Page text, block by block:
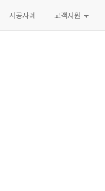
시공사례 고객지원